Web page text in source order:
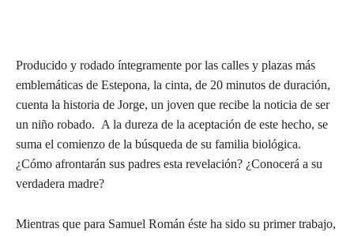
Producido y rodado íntegramente por las calles y plazas más
emblemáticas de Estepona, la cinta, de 20 minutos de duración,
cuenta la historia de Jorge, un joven que recibe la noticia de ser
un niño robado. A la dureza de la aceptación de este hecho, se
suma el comienzo de la búsqueda de su familia biológica.
¿Cómo afrontarán sus padres esta revelación? ¿Conocerá a su
verdadera madre?
Mientras que para Samuel Román éste ha sido su primer trabajo,